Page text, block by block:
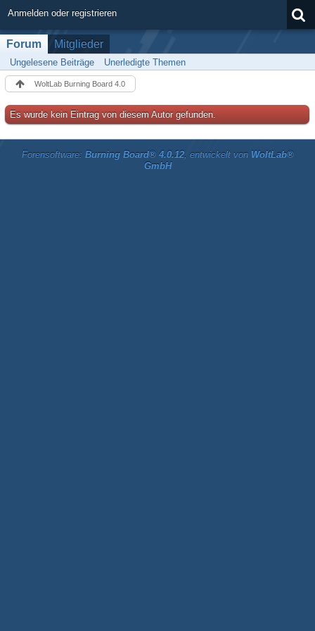
Anmelden oder registrieren
Forum Mitglieder
Ungelesene Beiträge Unerledigte Themen
WoltLab Burning Board 4.0
Es wurde kein Eintrag von diesem Autor gefunden.
Forensoftware: Burning Board® 4.0.12, entwickelt von WoltLab®
GmbH